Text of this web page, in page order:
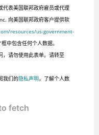
代表美国联邦政府雇员或代理
向美国联邦政府客户提供软
resources/us-government-
中包含任何个人数据。
，请勿使用此表单。请转至
我们的隐私声明，了解个人数